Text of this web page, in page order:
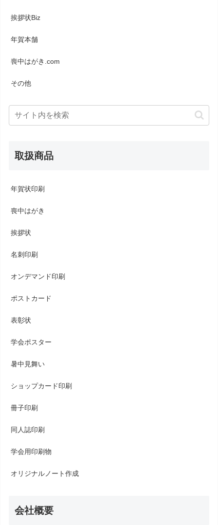
挨拶状Biz
年賀本舗
喪中はがき.com
その他
取扱商品
年賀状印刷
喪中はがき
挨拶状
名刺印刷
オンデマンド印刷
ポストカード
表彰状
学会ポスター
暑中見舞い
ショップカード印刷
冊子印刷
同人誌印刷
学会用印刷物
オリジナルノート作成
会社概要